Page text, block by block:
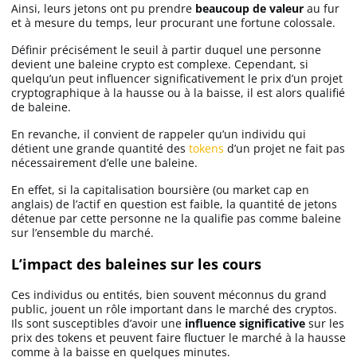
Bitget avis
Bybit avis
MEXC avis
Weex avis
Bitunix avis
Ainsi, leurs jetons ont pu prendre beaucoup de valeur au fur
et à mesure du temps, leur procurant une fortune colossale.
Définir précisément le seuil à partir duquel une personne
devient une baleine crypto est complexe. Cependant, si
quelqu’un peut influencer significativement le prix d’un projet
cryptographique à la hausse ou à la baisse, il est alors qualifié
de baleine.
En revanche, il convient de rappeler qu’un individu qui
détient une grande quantité des tokens d’un projet ne fait pas
nécessairement d’elle une baleine.
En effet, si la capitalisation boursière (ou market cap en
anglais) de l’actif en question est faible, la quantité de jetons
détenue par cette personne ne la qualifie pas comme baleine
sur l’ensemble du marché.
L’impact des baleines sur les cours
Ces individus ou entités, bien souvent méconnus du grand
public, jouent un rôle important dans le marché des cryptos.
Ils sont susceptibles d’avoir une influence significative sur les
prix des tokens et peuvent faire fluctuer le marché à la hausse
comme à la baisse en quelques minutes.